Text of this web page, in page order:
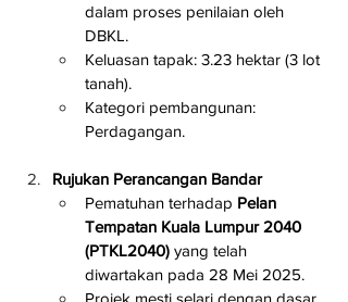
dalam proses penilaian oleh
DBKL.
Keluasan tapak: 3.23 hektar (3 lot
tanah).
Kategori pembangunan:
Perdagangan.
Rujukan Perancangan Bandar
Pematuhan terhadap Pelan
Tempatan Kuala Lumpur 2040
(PTKL2040) yang telah
diwartakan pada 28 Mei 2025.
Projek mesti selari dengan dasar